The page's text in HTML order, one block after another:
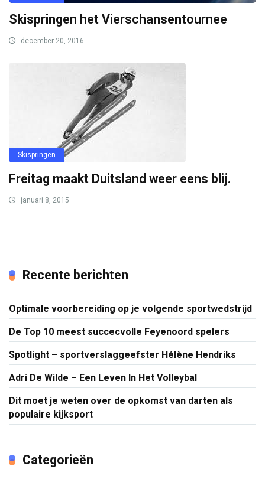
Skispringen het Vierschansentournee
december 20, 2016
Skispringen
Freitag maakt Duitsland weer eens blij.
januari 8, 2015
Recente berichten
Optimale voorbereiding op je volgende sportwedstrijd
De Top 10 meest succecvolle Feyenoord spelers
Spotlight – sportverslaggeefster Hélène Hendriks
Adri De Wilde – Een Leven In Het Volleybal
Dit moet je weten over de opkomst van darten als
populaire kijksport
Categorieën